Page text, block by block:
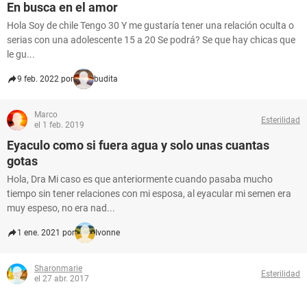
En busca en el amor
Hola Soy de chile Tengo 30 Y me gustaría tener una relación oculta o
serias con una adolescente 15 a 20 Se podrá? Se que hay chicas que
le gu...
9 feb. 2022 por budita
Marco
el 1 feb. 2019
Esterilidad
Eyaculo como si fuera agua y solo unas cuantas
gotas
Hola, Dra Mi caso es que anteriormente cuando pasaba mucho
tiempo sin tener relaciones con mi esposa, al eyacular mi semen era
muy espeso, no era nad...
1 ene. 2021 por Ivonne
Sharonmarie
el 27 abr. 2017
Esterilidad